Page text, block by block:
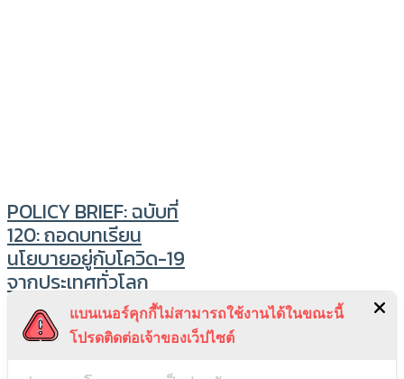
POLICY BRIEF: ฉบับที่
120: ถอดบทเรียน
นโยบายอยู่กับโควิด-19
จากประเทศทั่วโลก
ประเทศไทยควรทำ
อย่างไร
แบนเนอร์คุกกี้ไม่สามารถใช้งานได้ในขณะนี้
โปรดติดต่อเจ้าของเว็ปไซต์